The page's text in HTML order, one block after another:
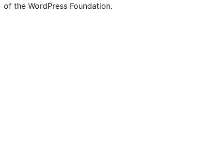
of the WordPress Foundation.